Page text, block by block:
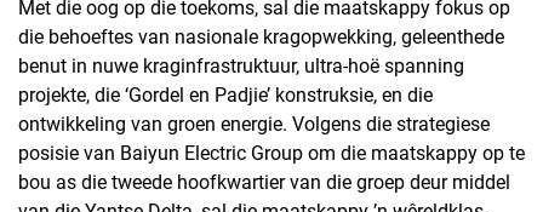
Met die oog op die toekoms, sal die maatskappy fokus op
die behoeftes van nasionale kragopwekking, geleenthede
benut in nuwe kraginfrastruktuur, ultra-hoë spanning
projekte, die ‘Gordel en Padjie’ konstruksie, en die
ontwikkeling van groen energie. Volgens die strategiese
posisie van Baiyun Electric Group om die maatskappy op te
bou as die tweede hoofkwartier van die groep deur middel